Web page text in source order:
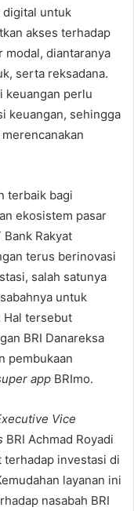
digital untuk
akses terhadap
modal, diantaranya
serta reksadana.
keuangan perlu
keuangan, sehingga
terbaik bagi
ekosistem pasar
Rakyat
terus berinovasi
salah satunya
untuk
Hal tersebut
BRI Danareksa
pembukaan
app BRImo.
Vice
BRI Achmad Royadi
terhadap investasi di
layanan ini
nasabah BRI